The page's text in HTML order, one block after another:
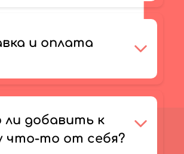
и оплата
добавить к
что-то от себя?